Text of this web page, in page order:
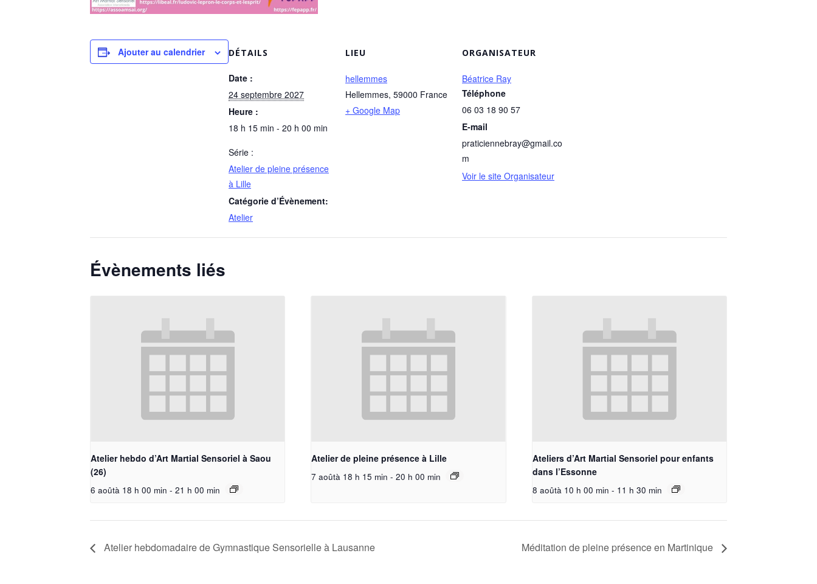
Ajouter au calendrier DÉTAILS
Date :
24 septembre 2027
Heure :
18 h 15 min - 20 h 00 min
Série :
Atelier de pleine présence
à Lille
Catégorie d’Évènement:
Atelier
LIEU
hellemmes
Hellemmes, 59000 France
+ Google Map
ORGANISATEUR
Béatrice Ray
Téléphone
06 03 18 90 57
E-mail
praticiennebray@gmail.co
m
Voir le site Organisateur
Évènements liés
Atelier hebdo d’Art Martial Sensoriel à Saou
(26)
6 aoûtà 18 h 00 min - 21 h 00 min
Atelier de pleine présence à Lille
7 aoûtà 18 h 15 min - 20 h 00 min
Ateliers d’Art Martial Sensoriel pour enfants
dans l’Essonne
8 aoûtà 10 h 00 min - 11 h 30 min
Atelier hebdomadaire de Gymnastique Sensorielle à Lausanne Méditation de pleine présence en Martinique